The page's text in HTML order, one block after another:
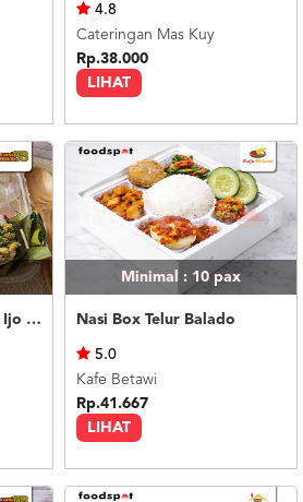
LIHAT
4.8
Cateringan Mas Kuy
Rp.38.000
Nasi Bakar Ayam Cabe Ijo + Telor Balado
Minimal : 10pax
Nasi Box Telur Balado
LIHAT
5.0
Kafe Betawi
Rp.41.667